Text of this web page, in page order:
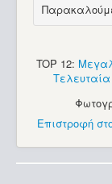
TOP 12:
Επιστροφή